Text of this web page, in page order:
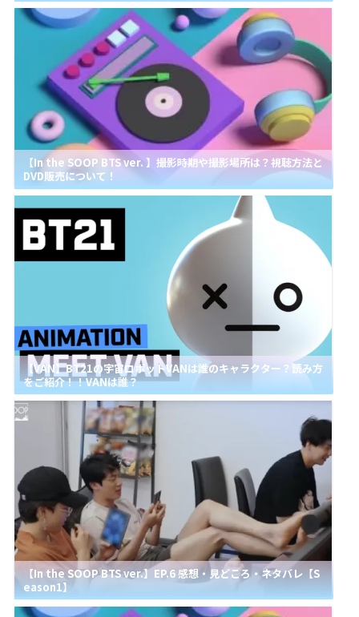
【In the SOOP BTS ver. 】撮影時期や撮影場所は？視聴方法と
DVD販売について！
【VAN】BT21の宇宙ロボットVANは誰のキャラクター？読み方
をご紹介！！VANは誰？
【In the SOOP BTS ver.】EP.6 感想・見どころ・ネタバレ【S
eason1】